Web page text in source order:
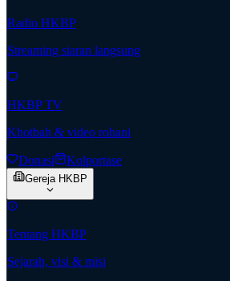
Radio HKBP
Streaming siaran langsung
HKBP TV
Khotbah & video rohani
Donasi Kolportase
Gereja HKBP
Tentang HKBP
Sejarah, visi & misi